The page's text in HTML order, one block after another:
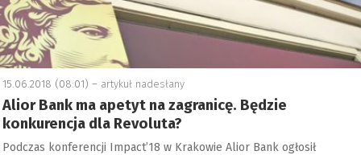
15.06.2018 (08:01) – artykuł nadesłany
Alior Bank ma apetyt na zagranicę. Będzie
konkurencja dla Revoluta?
Podczas konferencji Impact’18 w Krakowie Alior Bank ogłosił